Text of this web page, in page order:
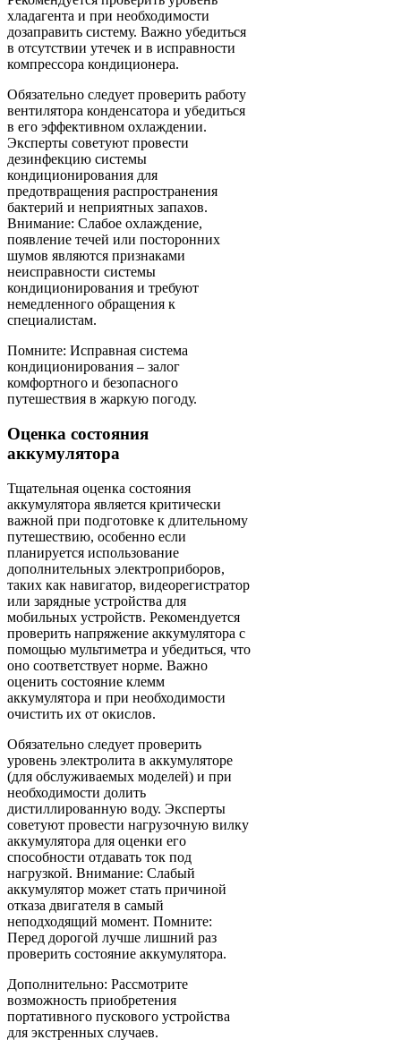
хладагента и при необходимости
дозаправить систему. Важно убедиться
в отсутствии утечек и в исправности
компрессора кондиционера.
Обязательно следует проверить работу
вентилятора конденсатора и убедиться
в его эффективном охлаждении.
Эксперты советуют провести
дезинфекцию системы
кондиционирования для
предотвращения распространения
бактерий и неприятных запахов.
Внимание: Слабое охлаждение,
появление течей или посторонних
шумов являются признаками
неисправности системы
кондиционирования и требуют
немедленного обращения к
специалистам.
Помните: Исправная система
кондиционирования – залог
комфортного и безопасного
путешествия в жаркую погоду.
Оценка состояния
аккумулятора
Тщательная оценка состояния
аккумулятора является критически
важной при подготовке к длительному
путешествию, особенно если
планируется использование
дополнительных электроприборов,
таких как навигатор, видеорегистратор
или зарядные устройства для
мобильных устройств. Рекомендуется
проверить напряжение аккумулятора с
помощью мультиметра и убедиться, что
оно соответствует норме. Важно
оценить состояние клемм
аккумулятора и при необходимости
очистить их от окислов.
Обязательно следует проверить
уровень электролита в аккумуляторе
(для обслуживаемых моделей) и при
необходимости долить
дистиллированную воду. Эксперты
советуют провести нагрузочную вилку
аккумулятора для оценки его
способности отдавать ток под
нагрузкой. Внимание: Слабый
аккумулятор может стать причиной
отказа двигателя в самый
неподходящий момент. Помните:
Перед дорогой лучше лишний раз
проверить состояние аккумулятора.
Дополнительно: Рассмотрите
возможность приобретения
портативного пускового устройства
для экстренных случаев.